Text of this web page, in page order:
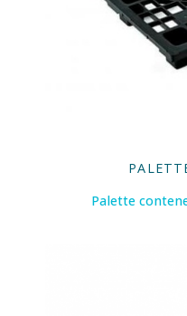
Palette